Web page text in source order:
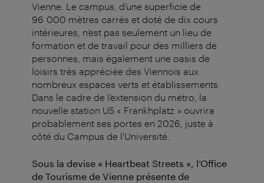
Vienne. Le campus, d’une superficie de
96 000 mètres carrés et doté de dix cours
intérieures, n’est pas seulement un lieu de
formation et de travail pour des milliers de
personnes, mais également une oasis de
loisirs très appréciée des Viennois aux
nombreux espaces verts et établissements.
Dans le cadre de l’extension du métro, la
nouvelle station U5 « Frankhplatz » ouvrira
probablement ses portes en 2026, juste à
côté du Campus de l'Université.
Sous la devise « Heartbeat Streets », l’Office
de Tourisme de Vienne présente de